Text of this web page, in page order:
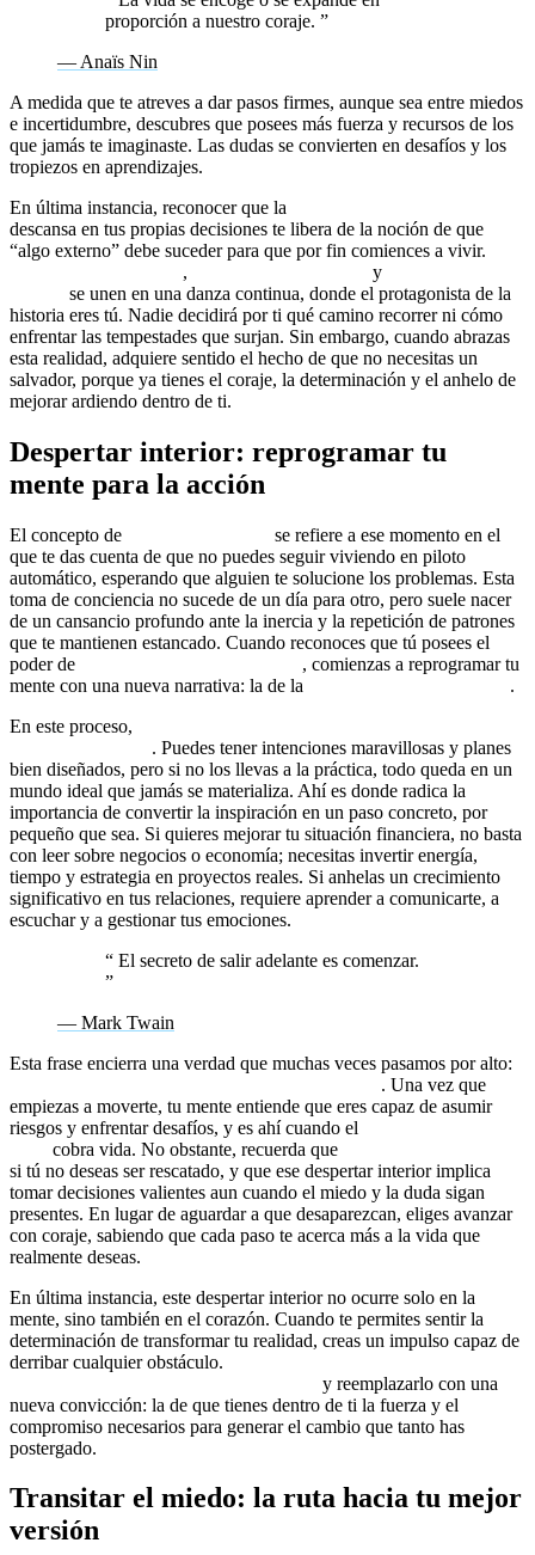
proporción a nuestro coraje. ”
— Anaïs Nin
A medida que te atreves a dar pasos firmes, aunque sea entre miedos
e incertidumbre, descubres que posees más fuerza y recursos de los
que jamás te imaginaste. Las dudas se convierten en desafíos y los
tropiezos en aprendizajes.
En última instancia, reconocer que la
descansa en tus propias decisiones te libera de la noción de que
“algo externo” debe suceder para que por fin comiences a vivir.
, y
se unen en una danza continua, donde el protagonista de la
historia eres tú. Nadie decidirá por ti qué camino recorrer ni cómo
enfrentar las tempestades que surjan. Sin embargo, cuando abrazas
esta realidad, adquiere sentido el hecho de que no necesitas un
salvador, porque ya tienes el coraje, la determinación y el anhelo de
mejorar ardiendo dentro de ti.
Despertar interior: reprogramar tu
mente para la acción
El concepto de
se refiere a ese momento en el
que te das cuenta de que no puedes seguir viviendo en piloto
automático, esperando que alguien te solucione los problemas. Esta
toma de conciencia no sucede de un día para otro, pero suele nacer
de un cansancio profundo ante la inercia y la repetición de patrones
que te mantienen estancado. Cuando reconoces que tú posees el
poder de
, comienzas a reprogramar tu
mente con una nueva narrativa: la de la
.
En este proceso,
. Puedes tener intenciones maravillosas y planes
bien diseñados, pero si no los llevas a la práctica, todo queda en un
mundo ideal que jamás se materializa. Ahí es donde radica la
importancia de convertir la inspiración en un paso concreto, por
pequeño que sea. Si quieres mejorar tu situación financiera, no basta
con leer sobre negocios o economía; necesitas invertir energía,
tiempo y estrategia en proyectos reales. Si anhelas un crecimiento
significativo en tus relaciones, requiere aprender a comunicarte, a
escuchar y a gestionar tus emociones.
“ El secreto de salir adelante es comenzar.
”
— Mark Twain
Esta frase encierra una verdad que muchas veces pasamos por alto:
. Una vez que
empiezas a moverte, tu mente entiende que eres capaz de asumir
riesgos y enfrentar desafíos, y es ahí cuando el
cobra vida. No obstante, recuerda que
si tú no deseas ser rescatado, y que ese despertar interior implica
tomar decisiones valientes aun cuando el miedo y la duda sigan
presentes. En lugar de aguardar a que desaparezcan, eliges avanzar
con coraje, sabiendo que cada paso te acerca más a la vida que
realmente deseas.
En última instancia, este despertar interior no ocurre solo en la
mente, sino también en el corazón. Cuando te permites sentir la
determinación de transformar tu realidad, creas un impulso capaz de
derribar cualquier obstáculo.
y reemplazarlo con una
nueva convicción: la de que tienes dentro de ti la fuerza y el
compromiso necesarios para generar el cambio que tanto has
postergado.
Transitar el miedo: la ruta hacia tu mejor
versión